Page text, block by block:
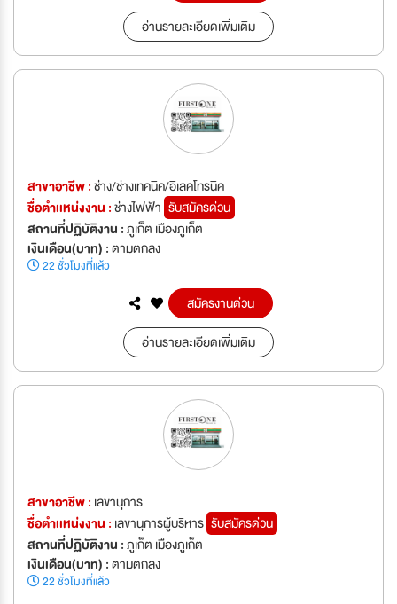
อ่านรายละเอียดเพิ่มเติม
สาขาอาชีพ :ช่าง/ช่างเทคนิค/อิเลคโทรนิค
ชื่อตำเเหน่งงาน :ช่างไฟฟ้า รับสมัครด่วน
สถานที่ปฏิบัติงาน :ภูเก็ต เมืองภูเก็ต
เงินเดือน(บาท) :ตามตกลง
22 ชั่วโมงที่แล้ว
สมัครงานด่วน
อ่านรายละเอียดเพิ่มเติม
สาขาอาชีพ : เลขานุการ
ชื่อตำเเหน่งงาน : เลขานุการผู้บริหาร รับสมัครด่วน
สถานที่ปฏิบัติงาน :ภูเก็ต เมืองภูเก็ต
เงินเดือน(บาท) :ตามตกลง
22 ชั่วโมงที่แล้ว